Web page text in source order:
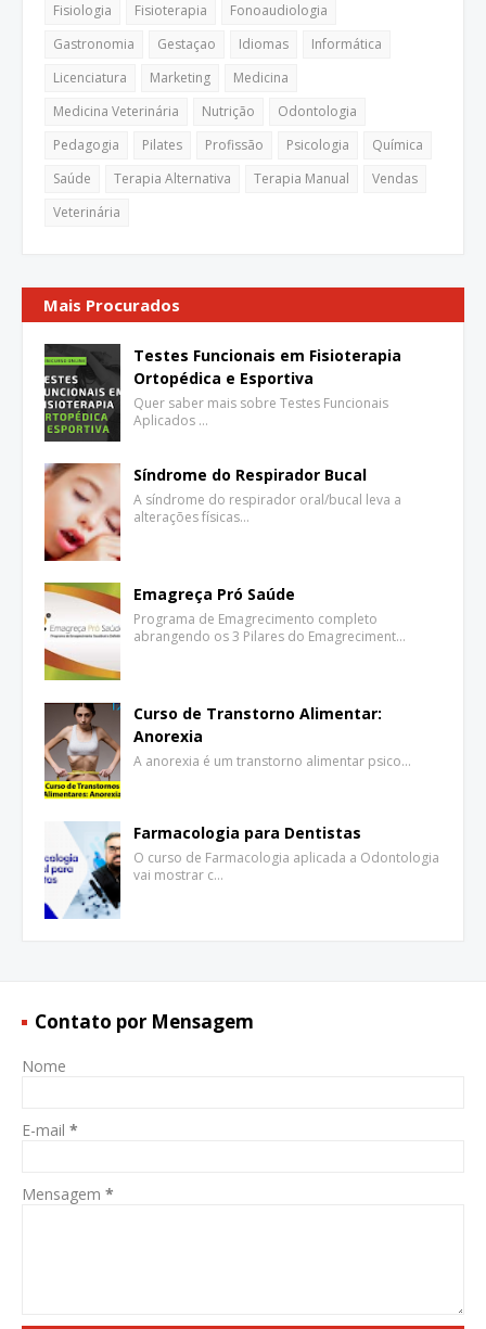
Fisiologia
Fisioterapia
Fonoaudiologia
Gastronomia
Gestaçao Idiomas
Informática
Licenciatura
Marketing
Medicina
Medicina Veterinária
Nutrição
Odontologia
Pedagogia
Pilates Profissão Psicologia
Química
Saúde
Terapia Alternativa Terapia Manual
Vendas
Veterinária
Mais Procurados
Testes Funcionais em Fisioterapia
Ortopédica e Esportiva
Quer saber mais sobre Testes Funcionais
Aplicados …
Síndrome do Respirador Bucal
A síndrome do respirador oral/bucal leva a
alterações físicas…
Emagreça Pró Saúde
Programa de Emagrecimento completo
abrangendo os 3 Pilares do Emagreciment…
Curso de Transtorno Alimentar:
Anorexia
A anorexia é um transtorno alimentar psico…
Farmacologia para Dentistas
O curso de Farmacologia aplicada a Odontologia
vai mostrar c…
Contato por Mensagem
Nome
E-mail *
Mensagem *